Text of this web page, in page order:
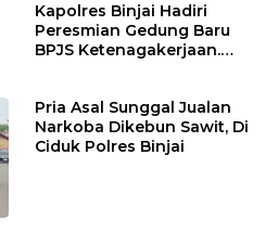
Kapolres Binjai Hadiri
Peresmian Gedung Baru
BPJS Ketenagakerjaan.
Pria Asal Sunggal Jualan
Narkoba Dikebun Sawit, Di
Ciduk Polres Binjai